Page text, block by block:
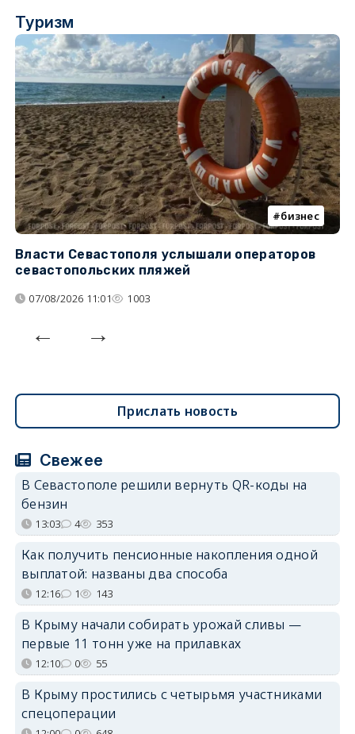
Туризм
бизнес
Власти Севастополя услышали операторов
севастопольских пляжей
07/08/2026 11:01 1003
Прислать новость
Свежее
В Севастополе решили вернуть QR-коды на
бензин
13:03 4 353
Как получить пенсионные накопления одной
выплатой: названы два способа
12:16 1 143
В Крыму начали собирать урожай сливы —
первые 11 тонн уже на прилавках
12:10 0 55
В Крыму простились с четырьмя участниками
спецоперации